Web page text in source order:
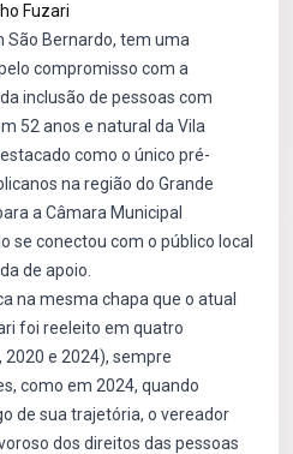
Fuzari
São Bernardo, tem uma
compromisso com a
inclusão de pessoas com
52 anos e natural da Vila
como o único pré-
na região do Grande
a Câmara Municipal
se conectou com o público local
de apoio.
na mesma chapa que o atual
foi reeleito em quatro
e 2024), sempre
como em 2024, quando
de sua trajetória, o vereador
dos direitos das pessoas